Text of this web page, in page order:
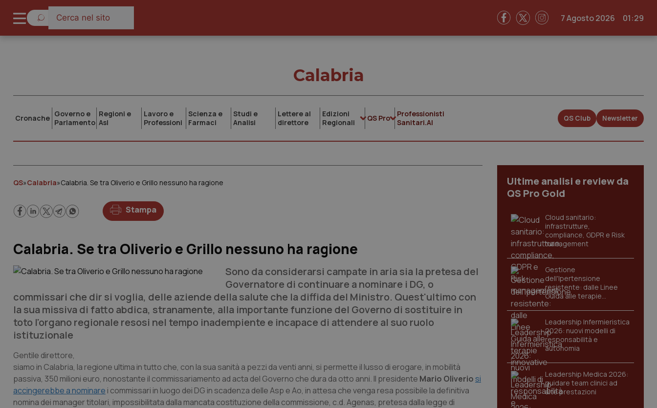
7 Agosto 2026 01:29
Calabria
Cronache Governo e
Parlamento
Regioni e
Asl
Lavoro e
Professioni
Scienza e
Farmaci
Studi e
Analisi
Lettere al
direttore
Edizioni
Regionali
QS Pro
Professionisti
Sanitari.AI
QS Club Newsletter
QS»Calabria»Calabria. Se tra Oliverio e Grillo nessuno ha ragione
Stampa
Calabria. Se tra Oliverio e Grillo nessuno ha ragione
Sono da considerarsi campate in aria sia la pretesa del
Governatore di continuare a nominare i DG, o
commissari che dir si voglia, delle aziende della salute che la diffida del Ministro. Quest'ultimo con
la sua missiva di fatto abdica, stranamente, alla importante funzione del Governo di sostituire in
toto l'organo regionale resosi nel tempo inadempiente e incapace di attendere al suo ruolo
istituzionale
Gentile direttore,
siamo in Calabria, la regione ultima in tutto che, con la sua sanità a pezzi da venti anni, si permette il lusso di erogare, in mobilità
passiva, 350 milioni euro, nonostante il commissariamento ad acta del Governo che dura da otto anni. Il presidente Mario Oliveriosi
accingerebbe a nominare i commissari in luogo dei DG in scadenza delle Asp e Ao, in attesa che venga resa possibile la definitiva
nomina dei manager titolari, impossibilitata dalla mancata costituzione della commissione, c.d. Agenas, pretesa dalla legge di
Ultime analisi e review da
QS Pro Gold
Cloud sanitario:
infrastrutture,
compliance, GDPR e Risk
management
Gestione
dell'Ipertensione
resistente: dalle Linee
Guida alle terapie
innovative
Leadership Infermieristica
2026: nuovi modelli di
responsabilità e
autonomia
Leadership Medica 2026:
guidare team clinici ad
alte prestazioni